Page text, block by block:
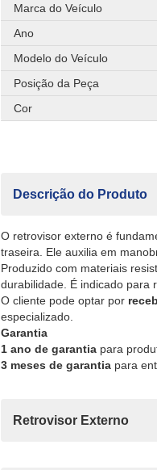
Marca do Veículo
Ano
Modelo do Veículo
Posição da Peça
Cor
Descrição do Produto
O retrovisor externo é
traseira. Ele auxilia em
Produzido com materiais
durabilidade. É indicado para
O cliente pode optar por
especializado.
Garantia
1 ano de garantia para
3 meses de garantia para
Retrovisor Externo